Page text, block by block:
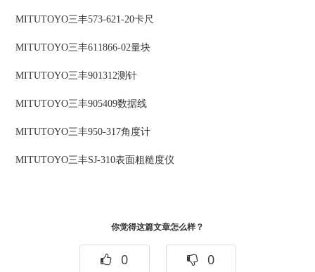
MITUTOYO三丰573-621-20卡尺
MITUTOYO三丰611866-02量块
MITUTOYO三丰901312测针
MITUTOYO三丰905409数据线
MITUTOYO三丰950-317角度计
MITUTOYO三丰SJ-310表面粗糙度仪
你觉得这篇文章怎么样？
0 0